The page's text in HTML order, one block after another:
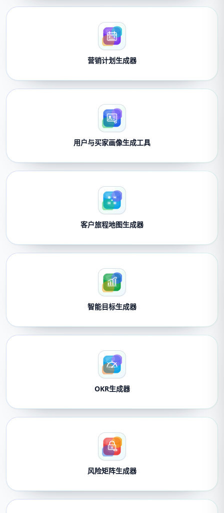
营销计划生成器
用户与买家画像生成工具
客户旅程地图生成器
智能目标生成器
OKR生成器
风险矩阵生成器